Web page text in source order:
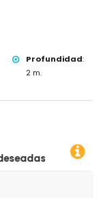
Profundidad:
2 m.